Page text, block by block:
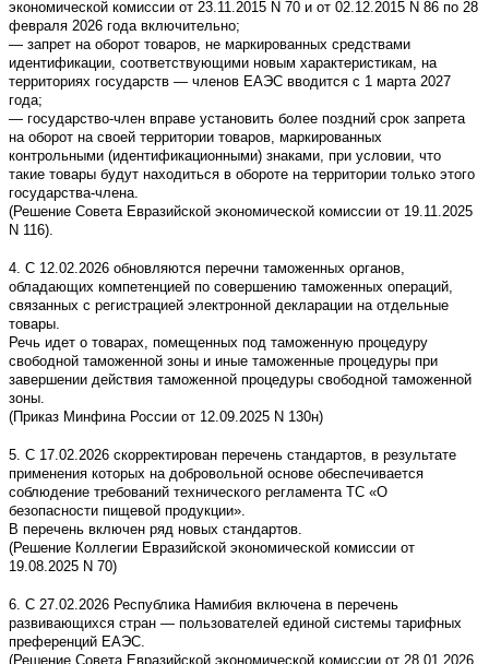
экономической комиссии от 23.11.2015 N 70 и от 02.12.2015 N 86 по 28
февраля 2026 года включительно;
— запрет на оборот товаров, не маркированных средствами
идентификации, соответствующими новым характеристикам, на
территориях государств — членов ЕАЭС вводится с 1 марта 2027
года;
— государство-член вправе установить более поздний срок запрета
на оборот на своей территории товаров, маркированных
контрольными (идентификационными) знаками, при условии, что
такие товары будут находиться в обороте на территории только этого
государства-члена.
(Решение Совета Евразийской экономической комиссии от 19.11.2025
N 116).
4. С 12.02.2026 обновляются перечни таможенных органов,
обладающих компетенцией по совершению таможенных операций,
связанных с регистрацией электронной декларации на отдельные
товары.
Речь идет о товарах, помещенных под таможенную процедуру
свободной таможенной зоны и иные таможенные процедуры при
завершении действия таможенной процедуры свободной таможенной
зоны.
(Приказ Минфина России от 12.09.2025 N 130н)
5. С 17.02.2026 скорректирован перечень стандартов, в результате
применения которых на добровольной основе обеспечивается
соблюдение требований технического регламента ТС «О
безопасности пищевой продукции».
В перечень включен ряд новых стандартов.
(Решение Коллегии Евразийской экономической комиссии от
19.08.2025 N 70)
6. С 27.02.2026 Республика Намибия включена в перечень
развивающихся стран — пользователей единой системы тарифных
преференций ЕАЭС.
(Решение Совета Евразийской экономической комиссии от 28.01.2026